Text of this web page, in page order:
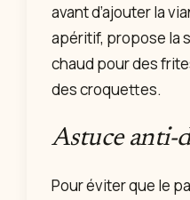
avant d’ajouter la
apéritif, propose la
chaud pour des
des croquettes.
Astuce anti-
Pour éviter que le